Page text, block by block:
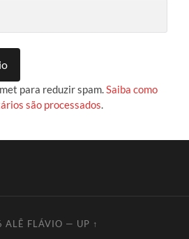
para reduzir spam.Saiba como
são processados.
ALÊ FLÁVIO — UP ↑